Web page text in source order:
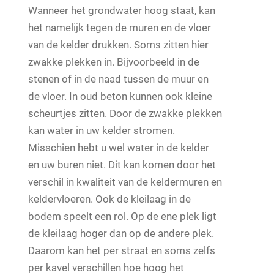
Wanneer het grondwater hoog staat, kan
het namelijk tegen de muren en de vloer
van de kelder drukken. Soms zitten hier
zwakke plekken in. Bijvoorbeeld in de
stenen of in de naad tussen de muur en
de vloer. In oud beton kunnen ook kleine
scheurtjes zitten. Door de zwakke plekken
kan water in uw kelder stromen.
Misschien hebt u wel water in de kelder
en uw buren niet. Dit kan komen door het
verschil in kwaliteit van de keldermuren en
keldervloeren. Ook de kleilaag in de
bodem speelt een rol. Op de ene plek ligt
de kleilaag hoger dan op de andere plek.
Daarom kan het per straat en soms zelfs
per kavel verschillen hoe hoog het